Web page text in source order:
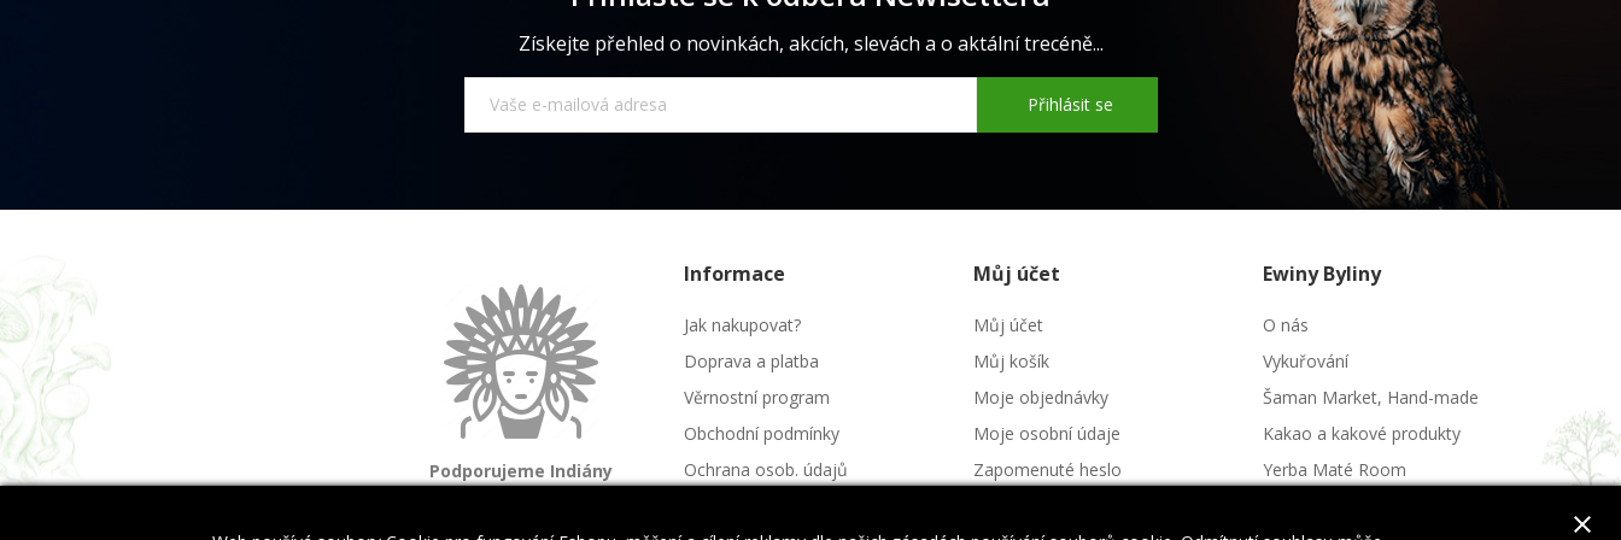
Získejte přehled o novinkách, akcích, slevách a o aktální trecéně...
Přihlásit se
Podporujeme Indiány
a domorodé kmeny
Informace
Jak nakupovat?
Doprava a platba
Věrnostní program
Obchodní podmínky
Ochrana osob. údajů
Můj účet
Můj účet
Můj košík
Moje objednávky
Moje osobní údaje
Zapomenuté heslo
Ewiny Byliny
O nás
Vykuřování
Šaman Market, Hand-made
Kakao a kakové produkty
Yerba Maté Room
close